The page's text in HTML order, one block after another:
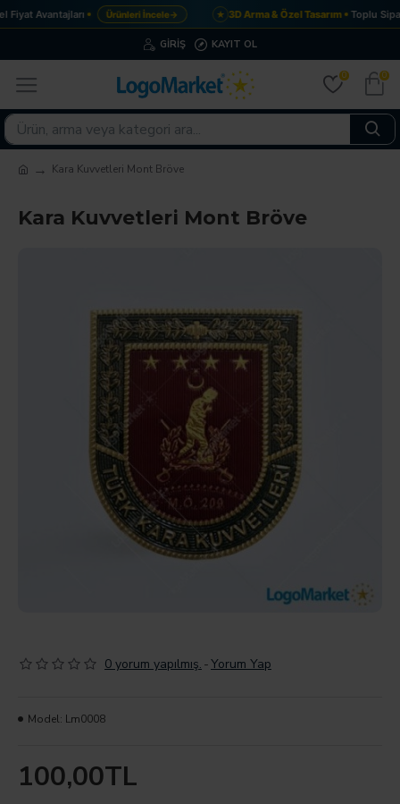
Avantajları Ürünleri İncele→ ★ 3D Arma & Özel Tasarım Toplu
GIRIŞ KAYIT OL
0 0
Kara Kuvvetleri Mont Bröve
Kara Kuvvetleri Mont Bröve
0 yorum yapılmış. -Yorum Yap
100,00TL
Model: Lm0008